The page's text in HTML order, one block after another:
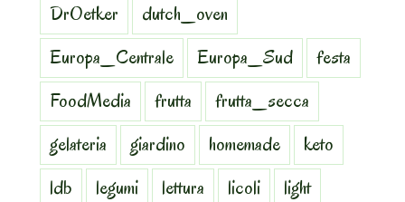
DrOetker
dutch_oven
Europa_Centrale
Europa_Sud
festa
FoodMedia
frutta
frutta_secca
gelateria
giardino homemade
keto
ldb
legumi lettura licoli
light